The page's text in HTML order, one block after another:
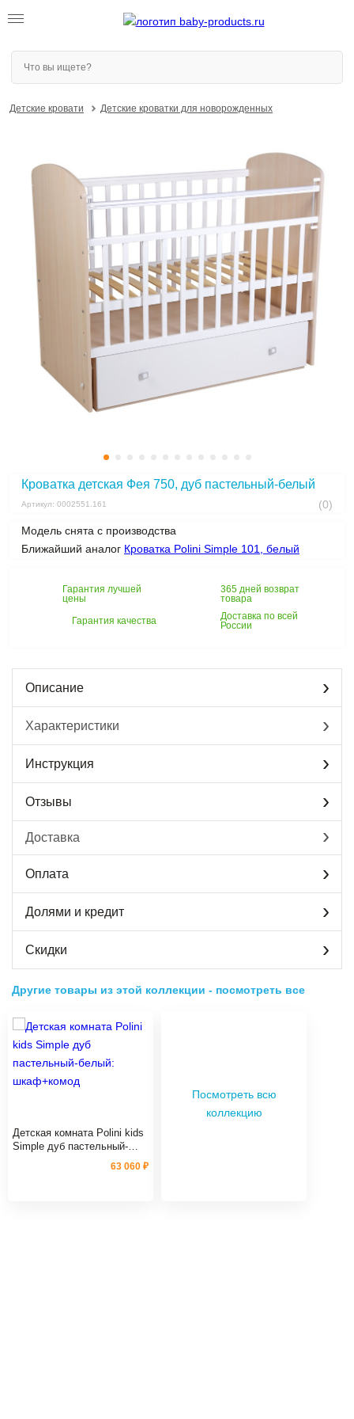
Детские кровати Детские кроватки для новорожденных
Кроватка детская Фея 750, дуб пастельный-белый
Артикул: 0002551.161 (0)
Модель снята с производства
Ближайший аналог Кроватка Polini Simple 101, белый
Гарантия лучшей
цены
365 дней возврат
товара
Гарантия качества
Доставка по всей
России
Описание
Характеристики
Инструкция
Отзывы
Доставка
Оплата
Долями и кредит
Скидки
Другие товары из этой коллекции - посмотреть все
Детская комната Polini kids
Simple дуб пастельный-
63 060 ₽
Посмотреть всю
коллекцию